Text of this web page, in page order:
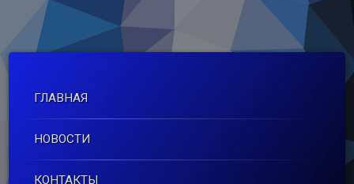
ГЛАВНАЯ
НОВОСТИ
КОНТАКТЫ